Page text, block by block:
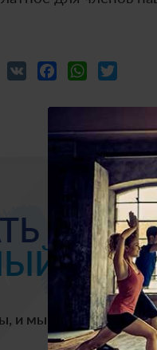
VK FacebookWhatsApp
и мы перезвоним,